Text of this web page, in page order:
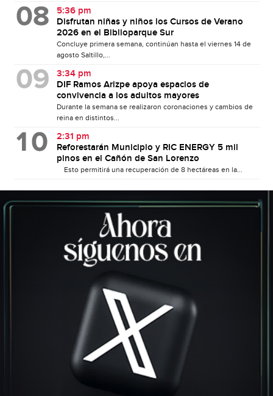
5:36 pm
Disfrutan niñas y niños los Cursos de Verano
2026 en el Biblioparque Sur
Concluye primera semana, continúan hasta el viernes 14 de
agosto Saltillo,...
3:34 pm
DIF Ramos Arizpe apoya espacios de
convivencia a los adultos mayores
Durante la semana se realizaron coronaciones y cambios de
reina en distintos...
2:31 pm
Reforestarán Municipio y RIC ENERGY 5 mil
pinos en el Cañón de San Lorenzo
Esto permitirá una recuperación de 8 hectáreas en la...